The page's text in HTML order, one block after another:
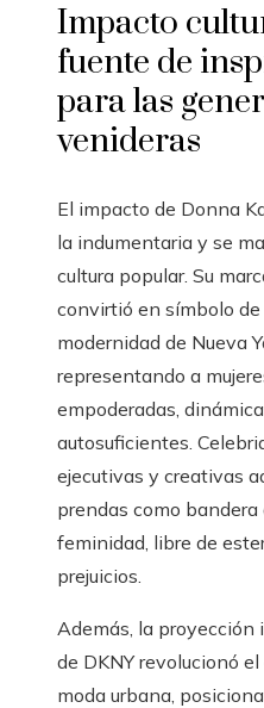
Impacto
fuente de
para las
venideras
El impacto de Donna
la indumentaria y se
cultura popular. Su
convirtió en símbolo
modernidad de Nueva
representando a
empoderadas,
autosuficientes.
ejecutivas y creativas
prendas como bandera
feminidad, libre de
prejuicios.
Además, la proyección
de DKNY revolucionó
moda urbana,